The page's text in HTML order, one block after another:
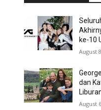
ke-10
August
dan
August